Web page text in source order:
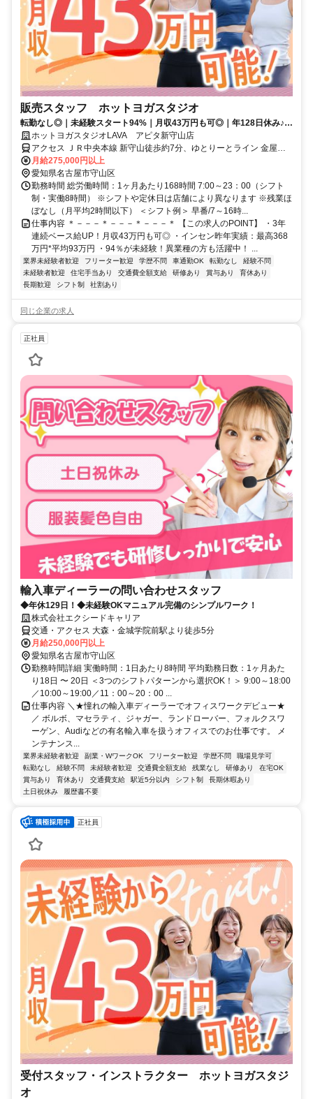
販売スタッフ ホットヨガスタジオ
転勤なし◎｜未経験スタート94%｜月収43万円も可◎｜年128日休み♪｜
残業は月平均2時間以下
ホットヨガスタジオLAVA アピタ新守山店
アクセス ＪＲ中央本線 新守山徒歩約7分、ゆとりーとライン 金屋
（愛知県）徒歩約13分、ゆとりーとライン 守山（愛知県）徒歩約20
分 新守山駅改札徒歩8分 ※自動車通勤可（規定あり）※従業員用駐車
場あり
月給275,000円以上
愛知県名古屋市守山区
勤務時間 総労働時間：1ヶ月あたり168時間 7:00～23：00（シフト
制・実働8時間） ※シフトや定休日は店舗により異なります ※残業ほ
ぼなし（月平均2時間以下） ＜シフト例＞ 早番/7～16時...
仕事内容 ＊－－－＊－－－＊－－－＊ 【この求人のPOINT】 ・3年
連続ベース給UP！月収43万円も可◎ ・インセン昨年実績：最高368
万円*平均93万円 ・94％が未経験！異業種の方も活躍中！ ...
業界未経験者歓迎 フリーター歓迎 学歴不問 車通勤OK 転勤なし
経験不問
未経験者歓迎
住宅手当あり 交通費全額支給 研修あり 賞与あり
育休あり
長期歓迎
シフト制 社割あり
同じ企業の求人
正社員
輸入車ディーラーの問い合わせスタッフ
◆年休129日！◆未経験OKマニュアル完備のシンプルワーク！
株式会社エクシードキャリア
交通・アクセス 大森・金城学院前駅より徒歩5分
月給250,000円以上
愛知県名古屋市守山区
勤務時間詳細 実働時間：1日あたり8時間 平均勤務日数：1ヶ月あた
り18日 〜 20日 ＜3つのシフトパターンから選択OK！＞ 9:00～18:00
／10:00～19:00／11：00～20：00 ...
仕事内容 ＼★憧れの輸入車ディーラーでオフィスワークデビュー★
／ ボルボ、マセラティ、ジャガー、ランドローバー、フォルクスワ
ーゲン、Audiなどの有名輸入車を扱うオフィスでのお仕事です。 メ
ンテナンス...
業界未経験者歓迎 副業・WワークOK フリーター歓迎 学歴不問
職場見学可
転勤なし
経験不問 未経験者歓迎 交通費全額支給 残業なし 研修あり
在宅OK
賞与あり
育休あり 交通費支給 駅近5分以内 シフト制
長期休暇あり
土日祝休み
履歴書不要
正社員
受付スタッフ・インストラクター ホットヨガスタジ
オ